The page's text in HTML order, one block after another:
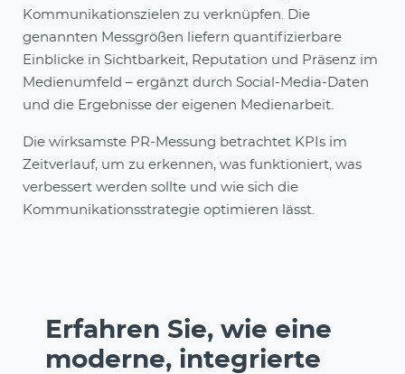
Kommunikationszielen zu verknüpfen. Die
genannten Messgrößen liefern quantifizierbare
Einblicke in Sichtbarkeit, Reputation und Präsenz im
Medienumfeld – ergänzt durch Social-Media-Daten
und die Ergebnisse der eigenen Medienarbeit.
Die wirksamste PR-Messung betrachtet KPIs im
Zeitverlauf, um zu erkennen, was funktioniert, was
verbessert werden sollte und wie sich die
Kommunikationsstrategie optimieren lässt.
Erfahren Sie, wie eine
moderne, integrierte